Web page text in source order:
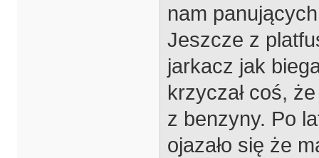
nam
Jeszcze z
jarkacz jak
krzyczał coś,
z benzyny. Po
ojazało się że